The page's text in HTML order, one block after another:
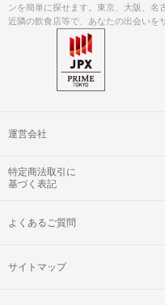
ンを簡単に探せます。東京、大阪、
近隣の飲食店等で、あなたの出会いを
運営会社
特定商法取引に
基づく表記
よくあるご質問
サイトマップ